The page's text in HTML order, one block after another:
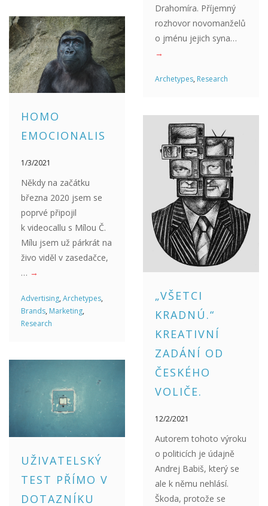
Drahomíra. Příjemný
rozhovor novomanželů
o jménu jejich syna…
→
Archetypes, Research
HOMO
EMOCIONALIS
1/3/2021
Někdy na začátku
března 2020 jsem se
poprvé připojil
k videocallu s Mílou Č.
Mílu jsem už párkrát na
živo viděl v zasedačce,
… →
Advertising, Archetypes,
Brands, Marketing,
Research
„VŠETCI
KRADNÚ.“
KREATIVNÍ
ZADÁNÍ OD
ČESKÉHO
VOLIČE.
12/2/2021
Autorem tohoto výroku
o politicích je údajně
Andrej Babiš, který se
ale k němu nehlásí.
Škoda, protože se
UŽIVATELSKÝ
TEST PŘÍMO V
DOTAZNÍKU